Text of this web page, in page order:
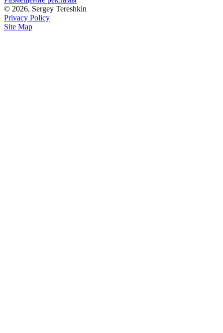
© 2026, Sergey Tereshkin
Privacy Policy
Site Map